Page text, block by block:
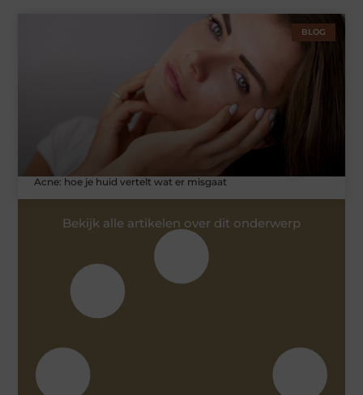
BLOG
Acne: hoe je huid vertelt wat er misgaat
Bekijk alle artikelen over dit onderwerp